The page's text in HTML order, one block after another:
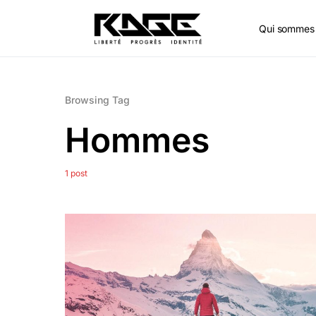
Qui
Browsing Tag
Hommes
1 post